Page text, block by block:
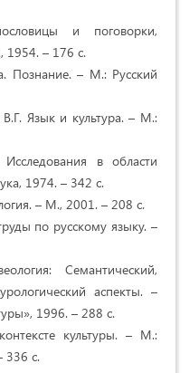
и поговорки,
– 176 с.
Познание. – М.: Русский
Язык и культура. – М.:
в области
1974. – 342 с.
– М., 2001. – 208 с.
по русскому языку. –
Семантический,
аспекты. –
1996. – 288 с.
культуры. – М.:
336 с.